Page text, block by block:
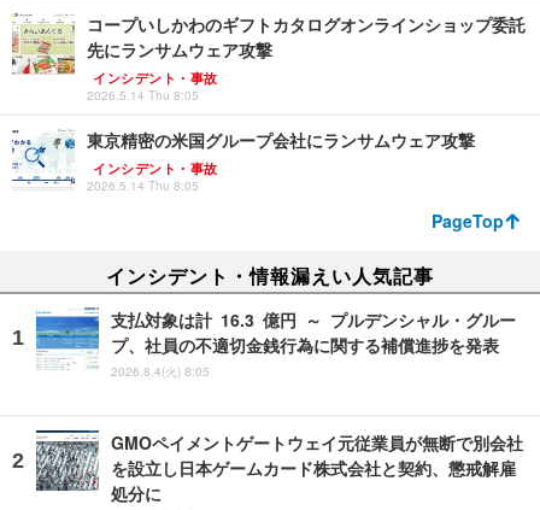
コープいしかわのギフトカタログオンラインショップ委託
先にランサムウェア攻撃
インシデント・事故
2026.5.14 Thu 8:05
東京精密の米国グループ会社にランサムウェア攻撃
インシデント・事故
2026.5.14 Thu 8:05
PageTop
インシデント・情報漏えい人気記事
支払対象は計 16.3 億円 ～ プルデンシャル・グルー
プ、社員の不適切金銭行為に関する補償進捗を発表
2026.8.4(火) 8:05
GMOペイメントゲートウェイ元従業員が無断で別会社
を設立し日本ゲームカード株式会社と契約、懲戒解雇
処分に